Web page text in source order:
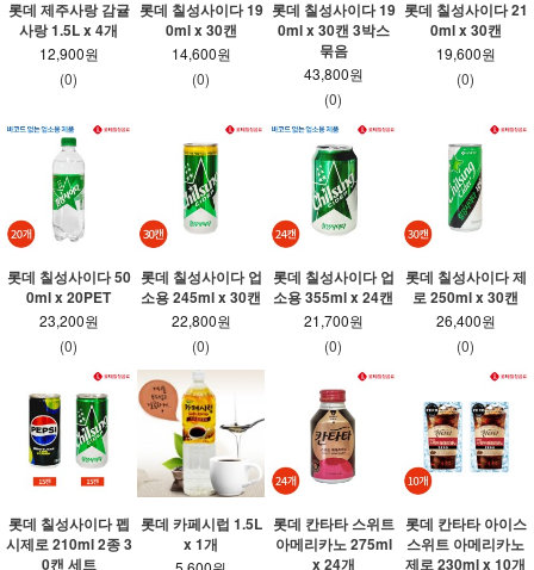
롯데 제주사랑 감귤
사랑 1.5L x 4개
12,900원
(0)
롯데 칠성사이다 19
0ml x 30캔
14,600원
(0)
롯데 칠성사이다 19
0ml x 30캔 3박스
묶음
43,800원
(0)
롯데 칠성사이다 21
0ml x 30캔
19,600원
(0)
롯데 칠성사이다 50
0ml x 20PET
23,200원
(0)
롯데 칠성사이다 업
소용 245ml x 30캔
22,800원
(0)
롯데 칠성사이다 업
소용 355ml x 24캔
21,700원
(0)
롯데 칠성사이다 제
로 250ml x 30캔
26,400원
(0)
롯데 칠성사이다 펩
시제로 210ml 2종 3
0캔 세트
롯데 카페시럽 1.5L
x 1개
롯데 칸타타 스위트
아메리카노 275ml
x 24개
롯데 칸타타 아이스
스위트 아메리카노
제로 230ml x 10개